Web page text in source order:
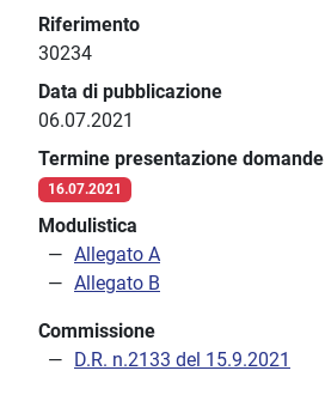
Riferimento
30234
Data di pubblicazione
06.07.2021
Termine presentazione domande
16.07.2021
Modulistica
Allegato A
Allegato B
Commissione
D.R. n.2133 del 15.9.2021